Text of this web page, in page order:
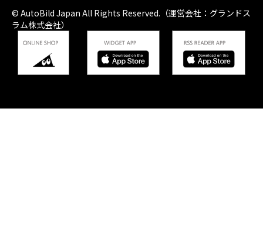
© AutoBild Japan All Rights Reserved.（運営会社：グランドス
ラム株式会社）